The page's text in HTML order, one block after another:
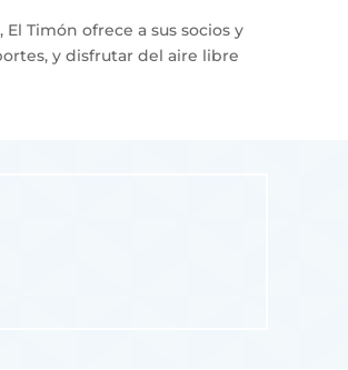
, El Timón ofrece a sus socios y
y disfrutar del aire libre